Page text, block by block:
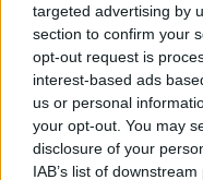
targeted advertising by
section to confirm your
opt-out request is
interest-based ads
us or personal
your opt-out. You may
disclosure of your
IAB’s list of
Προηγούμενη
Σύμβουλος